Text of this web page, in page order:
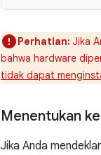
Perhatian: Jika
bahwa hardware
tidak dapat
Menentukan
Jika Anda